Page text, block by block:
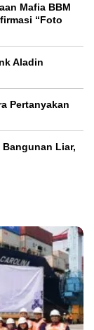
Mafia BBM
“Foto
Aladin
Pertanyakan
Liar,